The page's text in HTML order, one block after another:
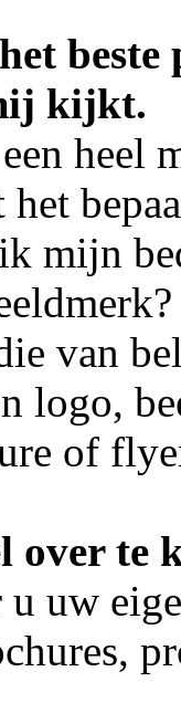
kijkt.
heel
het
mijn
van
logo,
of
over te
uw